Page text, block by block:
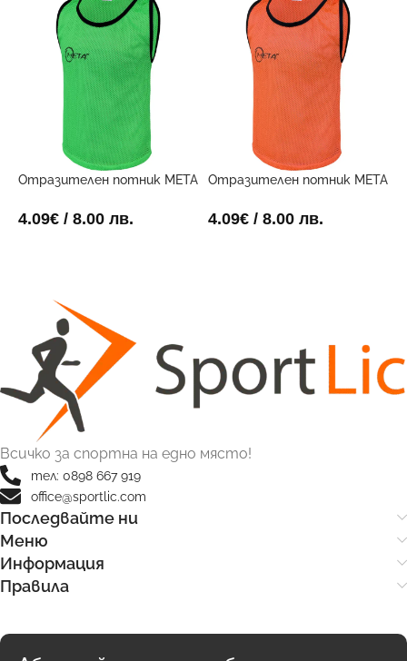
Отразителен потник META
4.09€ / 8.00 лв.
Отразителен потник META
4.09€/ 8.00 лв.
Всичко за спортна на едно място!
тел: 0898 667 919
office@sportlic.com
Последвайте ни
Меню
Информация
Правила